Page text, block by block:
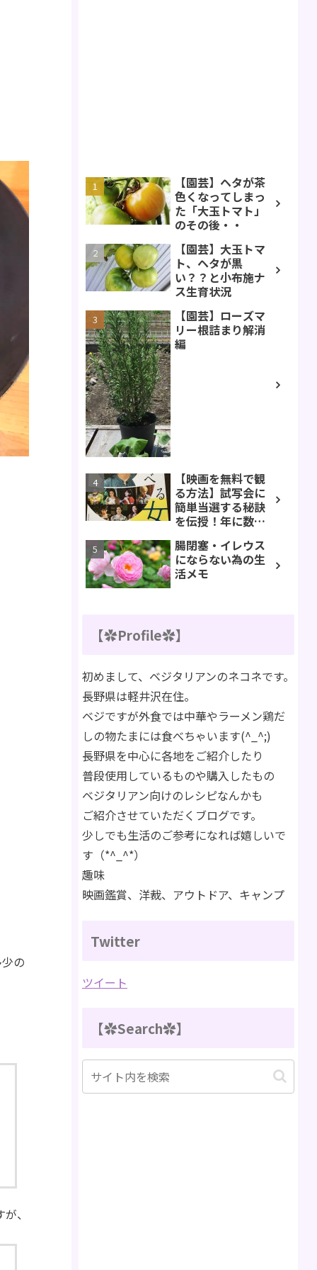
の
、
【園芸】ヘタが茶
色くなってしまっ
た「大玉トマト」
のその後・・
【園芸】大玉トマ
ト、ヘタが黒
い？？と小布施ナ
ス生育状況
【園芸】ローズマ
リー根詰まり解消
編
【映画を無料で観
る方法】試写会に
簡単当選する秘訣
を伝授！年に数回
べる女」レポ】
腸閉塞・イレウス
にならない為の生
活メモ
【✿Profile✿】
初めまして、ベジタリアンのネコネです。
長野県は軽井沢在住。
ベジですが外食では中華やラーメン鶏だ
しの物たまには食べちゃいます(^_^;)
長野県を中心に各地をご紹介したり
普段使用しているものや購入したもの
ベジタリアン向けのレシピなんかも
ご紹介させていただくブログです。
少しでも生活のご参考になれば嬉しいで
す（*^_^*）
趣味
映画鑑賞、洋裁、アウトドア、キャンプ
Twitter
ツイート
【✿Search✿】